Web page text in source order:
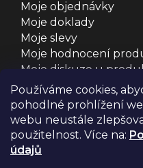
Používáme cookies,
pohodlné prohlížení
webu neustále
použitelnost. Více na:
údajů
Moje objednávky
Moje doklady
Moje slevy
Moje hodnocení
Moje diskuze u